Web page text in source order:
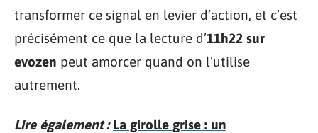
transformer ce signal en levier d’action, et c’est
précisément ce que la lecture d’11h22 sur
evozen peut amorcer quand on l’utilise
autrement.
Lire également : La girolle grise : un